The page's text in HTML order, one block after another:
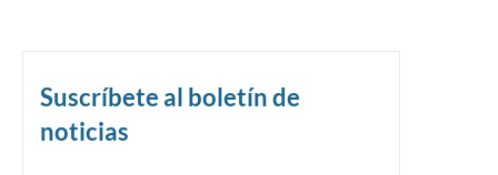
Suscríbete al boletín de
noticias